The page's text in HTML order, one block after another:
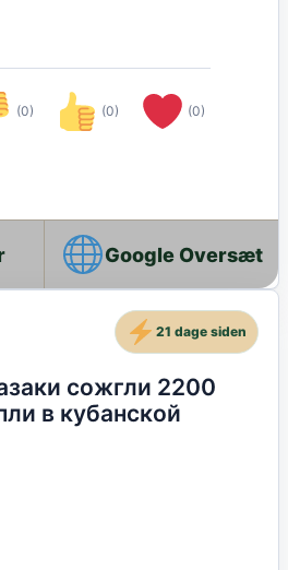
(0) (0) (0)
Google Oversæt
сожгли 2200
в кубанской
21 dage siden